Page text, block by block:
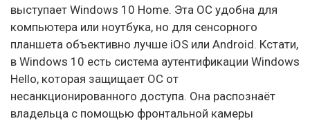
выступает Windows 10 Home. Эта ОС удобна для
компьютера или ноутбука, но для сенсорного
планшета объективно лучше iOS или Android. Кстати,
в Windows 10 есть система аутентификации Windows
Hello, которая защищает ОС от
несанкционированного доступа. Она распознаёт
владельца с помощью фронтальной камеры